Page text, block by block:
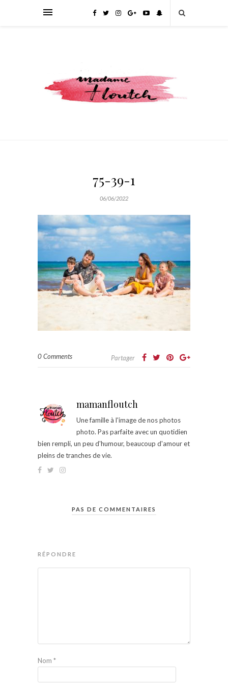
75-39-1
06/06/2022
0 Comments Partager
mamanfloutch
Une famille à l'image de nos photos
photo. Pas parfaite avec un quotidien
bien rempli, un peu d'humour, beaucoup d'amour et
pleins de tranches de vie.
PAS DE COMMENTAIRES
RÉPONDRE
Nom *